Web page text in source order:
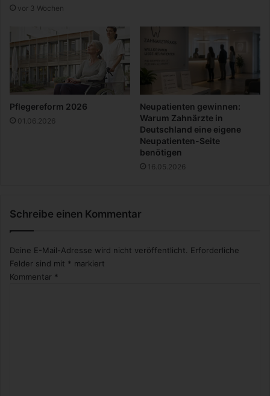
o
e
n
e
vor 3 Wochen
Pflegereform 2026
01.06.2026
Neupatienten gewinnen:
Warum Zahnärzte in
Deutschland eine eigene
Neupatienten-Seite
benötigen
16.05.2026
Schreibe einen Kommentar
Deine E-Mail-Adresse wird nicht veröffentlicht. Erforderliche
Felder sind mit * markiert
Kommentar *